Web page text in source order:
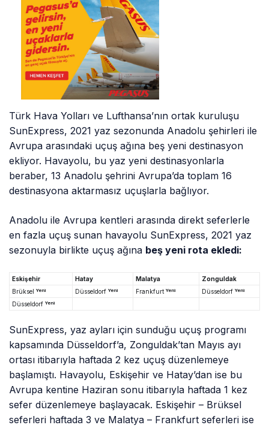
Türk Hava Yolları ve Lufthansa’nın ortak kuruluşu
SunExpress, 2021 yaz sezonunda Anadolu şehirleri ile
Avrupa arasındaki uçuş ağına beş yeni destinasyon
ekliyor. Havayolu, bu yaz yeni destinasyonlarla
beraber, 13 Anadolu şehrini Avrupa’da toplam 16
destinasyona aktarmasız uçuşlarla bağlıyor.
Anadolu ile Avrupa kentleri arasında direkt seferlerle
en fazla uçuş sunan havayolu SunExpress, 2021 yaz
sezonuyla birlikte uçuş ağına beş yeni rota ekledi:
Eskişehir Hatay Malatya
Zonguldak
Brüksel
Yeni Düsseldorf Yeni Frankfurt Yeni Düsseldorf Yeni
Düsseldorf Yeni
SunExpress, yaz ayları için sunduğu uçuş programı
kapsamında Düsseldorf’a, Zonguldak’tan Mayıs ayı
ortası itibarıyla haftada 2 kez uçuş düzenlemeye
başlamıştı. Havayolu, Eskişehir ve Hatay’dan ise bu
Avrupa kentine Haziran sonu itibarıyla haftada 1 kez
sefer düzenlemeye başlayacak. Eskişehir – Brüksel
seferleri haftada 3 ve Malatya – Frankfurt seferleri ise